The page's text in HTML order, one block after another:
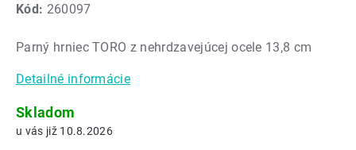
Kód: 260097
produktu
0,0
5
hviezdičiek.
Parný hrniec TORO z nehrdzavejúcej ocele 13,8 cm
Detailné informácie
Skladom
10.8.2026